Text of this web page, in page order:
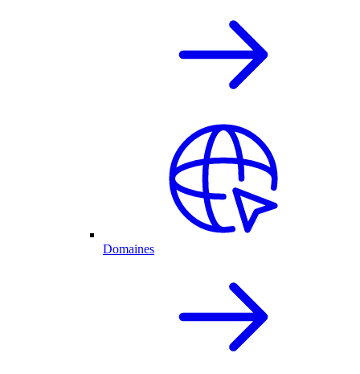
Domaines